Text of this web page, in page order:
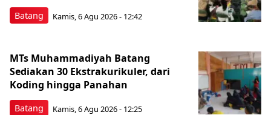
Batang Kamis, 6 Agu 2026 - 12:42
Batang
MTs Muhammadiyah Batang
Sediakan 30 Ekstrakurikuler, dari
Koding hingga Panahan
Kamis, 6 Agu 2026 - 12:25